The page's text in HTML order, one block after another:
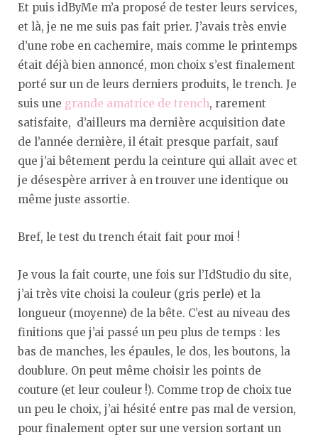
Et puis idByMe m’a proposé de tester leurs services,
et là, je ne me suis pas fait prier. J’avais très envie
d’une robe en cachemire, mais comme le printemps
était déjà bien annoncé, mon choix s’est finalement
porté sur un de leurs derniers produits, le trench. Je
suis une grande amatrice de trench, rarement
satisfaite, d’ailleurs ma dernière acquisition date
de l’année dernière, il était presque parfait, sauf
que j’ai bêtement perdu la ceinture qui allait avec et
je désespère arriver à en trouver une identique ou
même juste assortie.
Bref, le test du trench était fait pour moi !
Je vous la fait courte, une fois sur l’IdStudio du site,
j’ai très vite choisi la couleur (gris perle) et la
longueur (moyenne) de la bête. C’est au niveau des
finitions que j’ai passé un peu plus de temps : les
bas de manches, les épaules, le dos, les boutons, la
doublure. On peut même choisir les points de
couture (et leur couleur !). Comme trop de choix tue
un peu le choix, j’ai hésité entre pas mal de version,
pour finalement opter sur une version sortant un